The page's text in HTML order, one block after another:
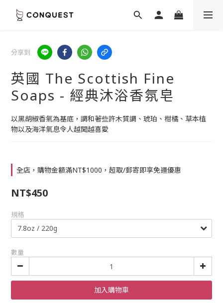
分享到
英國 The Scottish Fine
Soaps - 經典沐浴香氛皂
以黑胡椒香氣為基底，調和著些許木質調、琥珀、柑橘、草本植
物以及海洋氣息令人越聞越喜愛
全店，購物金額滿NT$1000，超取/郵寄即享免運優惠
NT$450
規格
數量
加入購物車